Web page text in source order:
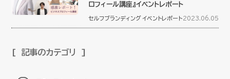
ロフィール講座』イベントレポート
セルフブランディング イベントレポート 2023.06.05
記事のカテゴリ